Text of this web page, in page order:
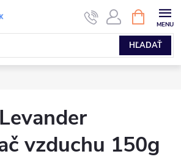
HĽADAŤ
KOŠÍK
vzduchu 150g